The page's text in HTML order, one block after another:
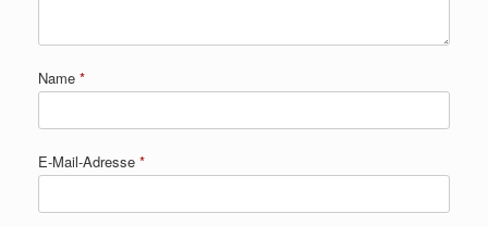
Name *
E-Mail-Adresse *